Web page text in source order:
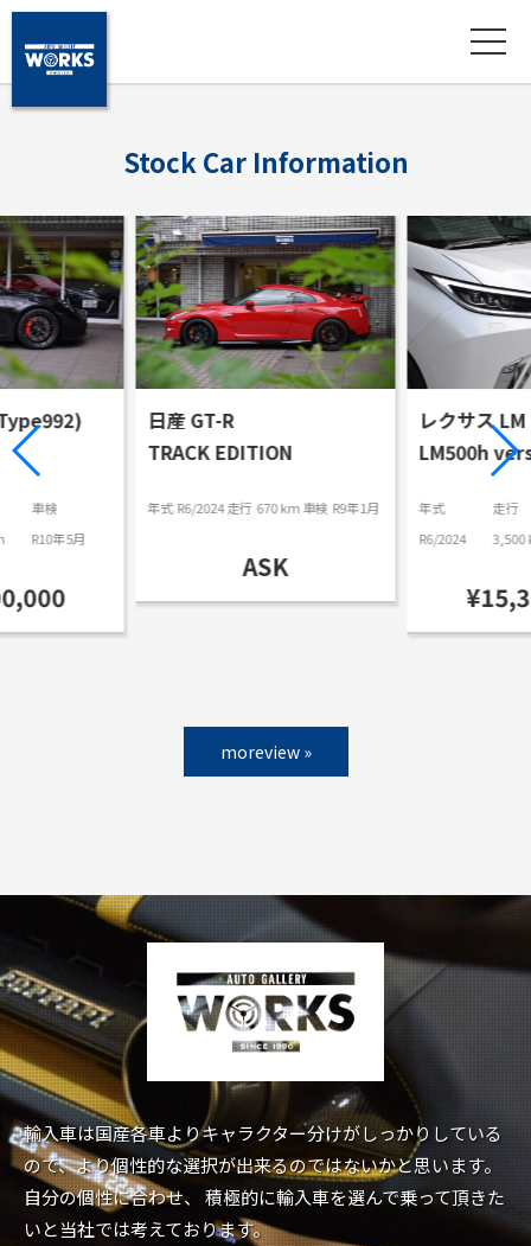
Stock Car Information
車検
R10年5月
日産 GT-R
TRACK EDITION
年式 R6/2024走行 670 km車検 R9年1月
ASK
レクサス LM
LM500h
年式
R6/2024
走行
3,500
moreview »
輸入車は国産各車よりキャラクター分けがしっかりしている
ので、より個性的な選択が出来るのではないかと思います。
自分の個性に合わせ、 積極的に輸入車を選んで乗って頂きた
いと当社では考えております。